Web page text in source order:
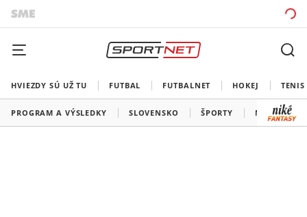
HVIEZDY SÚ UŽ TU FUTBAL FUTBALNET HOKEJ TENIS
PROGRAM A VÝSLEDKY SLOVENSKO ŠPORTY